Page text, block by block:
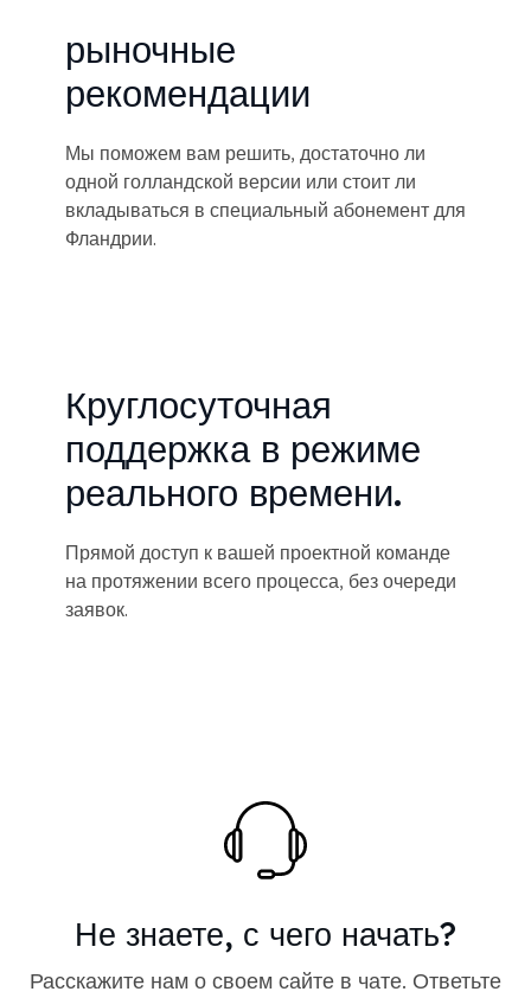
рыночные
рекомендации
Мы поможем вам решить, достаточно ли
одной голландской версии или стоит ли
вкладываться в специальный абонемент для
Фландрии.
Круглосуточная
поддержка в режиме
реального времени.
Прямой доступ к вашей проектной команде
на протяжении всего процесса, без очереди
заявок.
Не знаете, с чего начать?
Расскажите нам о своем сайте в чате. Ответьте